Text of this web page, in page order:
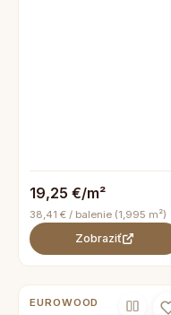
19,25 €/m²
38,41 € / balenie (1,995 m²)
Zobraziť
EUROWOOD